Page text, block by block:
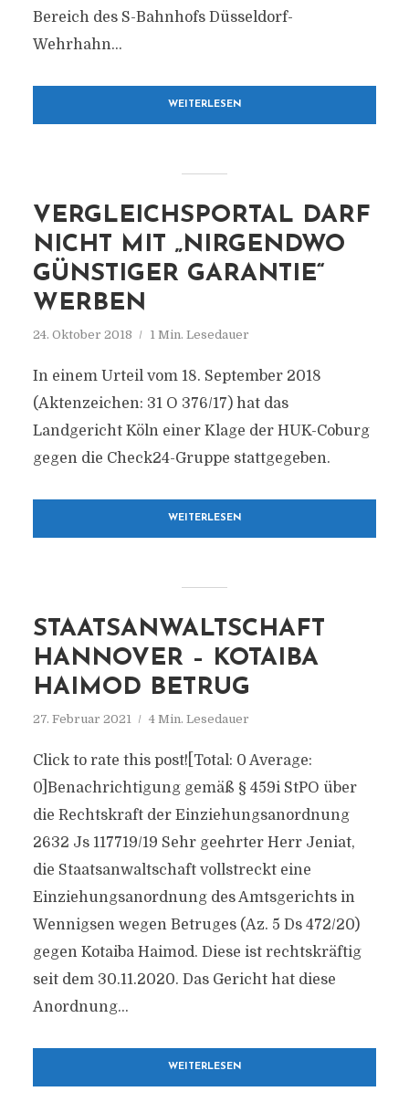
Bereich des S-Bahnhofs Düsseldorf-
Wehrhahn...
WEITERLESEN
VERGLEICHSPORTAL DARF
NICHT MIT „NIRGENDWO
GÜNSTIGER GARANTIE“
WERBEN
24. Oktober 2018 1 Min. Lesedauer
In einem Urteil vom 18. September 2018
(Aktenzeichen: 31 O 376/17) hat das
Landgericht Köln einer Klage der HUK-Coburg
gegen die Check24-Gruppe stattgegeben.
WEITERLESEN
STAATSANWALTSCHAFT
HANNOVER – KOTAIBA
HAIMOD BETRUG
27. Februar 2021 4 Min. Lesedauer
Click to rate this post![Total: 0 Average:
0]Benachrichtigung gemäß § 459i StPO über
die Rechtskraft der Einziehungsanordnung
2632 Js 117719/​19 Sehr geehrter Herr Jeniat,
die Staatsanwaltschaft vollstreckt eine
Einziehungsanordnung des Amtsgerichts in
Wennigsen wegen Betruges (Az. 5 Ds 472/​20)
gegen Kotaiba Haimod. Diese ist rechtskräftig
seit dem 30.11.2020. Das Gericht hat diese
Anordnung...
WEITERLESEN